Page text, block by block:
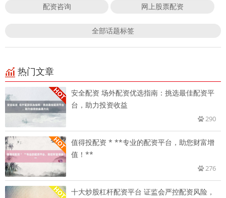
配资咨询 网上股票配资
全部话题标签
热门文章
安全配资 场外配资优选指南：挑选最佳配资平
台，助力投资收益
290
值得投配资 * **专业的配资平台，助您财富增
值！**
276
十大炒股杠杆配资平台 证监会严控配资风险，